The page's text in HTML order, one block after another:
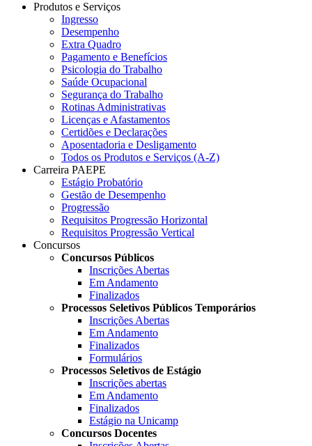
Produtos e Serviços
Ingresso
Desempenho
Extra Quadro
Pagamento e Benefícios
Psicologia do Trabalho
Saúde Ocupacional
Segurança do Trabalho
Rotinas Administrativas
Licenças e Afastamentos
Certidões e Declarações
Aposentadoria e Desligamento
Todos os Produtos e Serviços (A-Z)
Carreira PAEPE
Estágio Probatório
Gestão de Desempenho
Progressão
Requisitos Progressão Horizontal
Requisitos Progressão Vertical
Concursos
Concursos Públicos
Inscrições Abertas
Em Andamento
Finalizados
Processos Seletivos Públicos Temporários
Inscrições Abertas
Em Andamento
Finalizados
Formulários
Processos Seletivos de Estágio
Inscrições abertas
Em Andamento
Finalizados
Estágio na Unicamp
Concursos Docentes